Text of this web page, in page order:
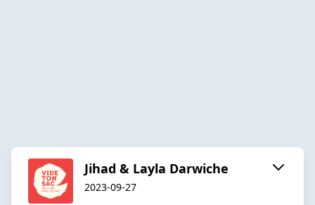
Jihad & Layla Darwiche
2023-09-27